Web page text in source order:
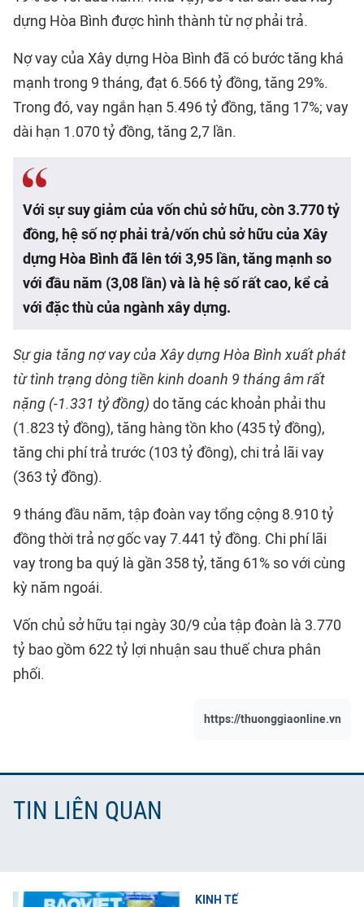
dựng Hòa Bình được hình thành từ nợ phải trả.
Nợ vay của Xây dựng Hòa Bình đã có bước tăng khá
mạnh trong 9 tháng, đạt 6.566 tỷ đồng, tăng 29%.
Trong đó, vay ngắn hạn 5.496 tỷ đồng, tăng 17%; vay
dài hạn 1.070 tỷ đồng, tăng 2,7 lần.
Với sự suy giảm của vốn chủ sở hữu, còn 3.770 tỷ
đồng, hệ số nợ phải trả/vốn chủ sở hữu của Xây
dựng Hòa Bình đã lên tới 3,95 lần, tăng mạnh so
với đầu năm (3,08 lần) và là hệ số rất cao, kể cả
với đặc thù của ngành xây dựng.
Sự gia tăng nợ vay của Xây dựng Hòa Bình xuất phát
từ tình trạng dòng tiền kinh doanh 9 tháng âm rất
nặng (-1.331 tỷ đồng) do tăng các khoản phải thu
(1.823 tỷ đồng), tăng hàng tồn kho (435 tỷ đồng),
tăng chi phí trả trước (103 tỷ đồng), chi trả lãi vay
(363 tỷ đồng).
9 tháng đầu năm, tập đoàn vay tổng cộng 8.910 tỷ
đồng thời trả nợ gốc vay 7.441 tỷ đồng. Chi phí lãi
vay trong ba quý là gần 358 tỷ, tăng 61% so với cùng
kỳ năm ngoái.
Vốn chủ sở hữu tại ngày 30/9 của tập đoàn là 3.770
tỷ bao gồm 622 tỷ lợi nhuận sau thuế chưa phân
phối.
https://thuonggiaonline.vn
TIN LIÊN QUAN
KINH TẾ